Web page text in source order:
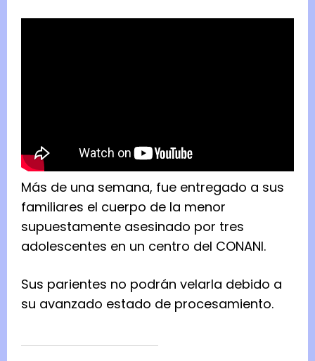
Más de una semana, fue entregado a sus
familiares el cuerpo de la menor
supuestamente asesinado por tres
adolescentes en un centro del CONANI.
Sus parientes no podrán velarla debido a
su avanzado estado de procesamiento.